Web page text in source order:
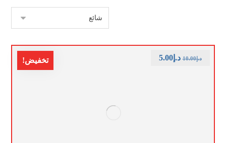
تخفيض! د.إ10.00 د.إ5.00